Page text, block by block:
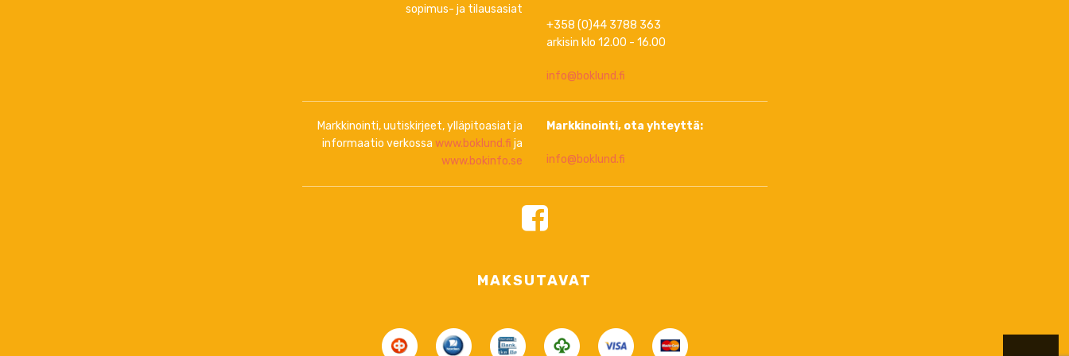
sopimus- ja tilausasiat
+358 (0)44 3788 363
arkisin klo 12.00 - 16.00
info@boklund.fi
Markkinointi, uutiskirjeet, ylläpitoasiat ja
informaatio verkossa www.boklund.fi ja
www.bokinfo.se
Markkinointi, ota yhteyttä:
info@boklund.fi
MAKSUTAVAT